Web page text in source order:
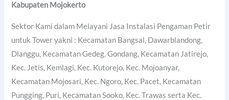
Kabupaten Mojokerto
Sektor Kami dalam Melayani Jasa Instalasi Pengaman Petir
untuk Tower yakni : Kecamatan Bangsal, Dawarblandong,
Dlanggu, Kecamatan Gedeg, Gondang, Kecamatan Jatirejo,
Kec. Jetis, Kemlagi, Kec. Kutorejo, Kec. Mojoanyar,
Kecamatan Mojosari, Kec. Ngoro, Kec. Pacet, Kecamatan
Pungging, Puri, Kecamatan Sooko, Kec. Trawas serta Kec.